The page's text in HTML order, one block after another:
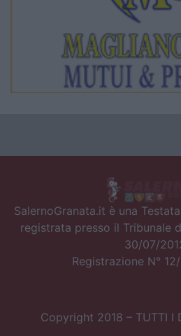
SalernoGranata.it è una
registrata presso il Tribunale
30/07/
Registrazione N°
Copyright 2018 – TUTTI I